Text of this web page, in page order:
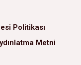
Politikası
Metni